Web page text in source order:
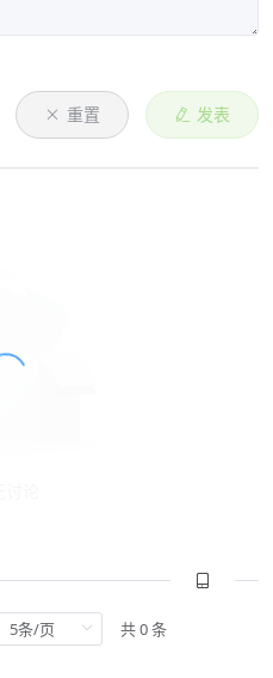
重置 发表
共 0 条